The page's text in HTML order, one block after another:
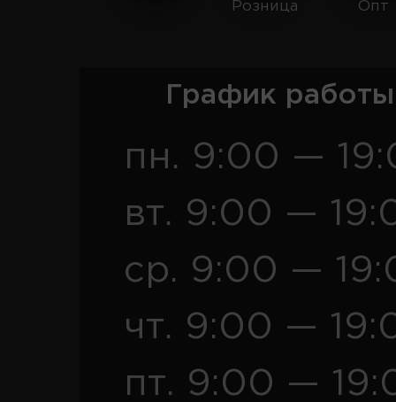
Розница Опт
График
пн. 9:00 —
вт. 9:00 —
ср. 9:00 —
чт. 9:00 —
пт. 9:00 —